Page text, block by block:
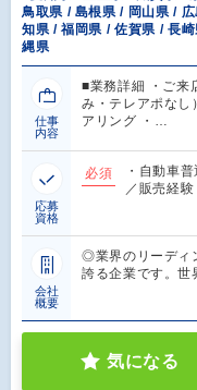
鳥取県 / 島根県 / 岡山県 /
知県 / 福岡県 / 佐賀県 / 長
縄県
仕事
内容
■業務詳細 ・ご来
み・テレアポなし
アリング ・…
応募
資格
必須
・自動車
／販売経
会社
概要
◎業界のリーディ
誇る企業です。世
気になる